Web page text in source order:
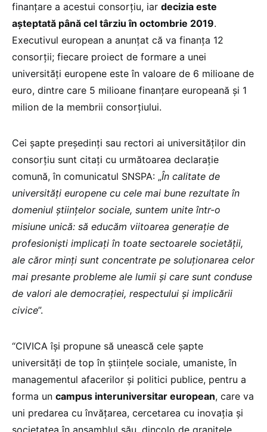
finanțare a acestui consorțiu, iar decizia este
așteptată până cel târziu în octombrie 2019.
Executivul european a anunțat că va finanța 12
consorții; fiecare proiect de formare a unei
universități europene este în valoare de 6 milioane de
euro, dintre care 5 milioane finanțare europeană și 1
milion de la membrii consorțiului.
Cei șapte președinți sau rectori ai universităților din
consorțiu sunt citați cu următoarea declarație
comună, în comunicatul SNSPA: „În calitate de
universități europene cu cele mai bune rezultate în
domeniul științelor sociale, suntem unite într-o
misiune unică: să educăm viitoarea generație de
profesioniști implicați în toate sectoarele societății,
ale căror minți sunt concentrate pe soluționarea celor
mai presante probleme ale lumii și care sunt conduse
de valori ale democrației, respectului și implicării
civice”.
“CIVICA își propune să unească cele șapte
universități de top în științele sociale, umaniste, în
managementul afacerilor și politici publice, pentru a
forma un campus interuniversitar european, care va
uni predarea cu învățarea, cercetarea cu inovația și